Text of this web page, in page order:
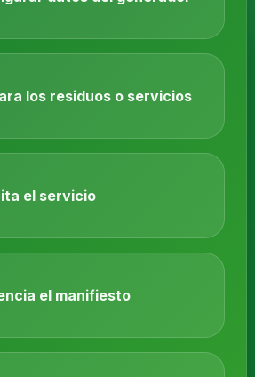
los residuos o servicios
el servicio
el manifiesto